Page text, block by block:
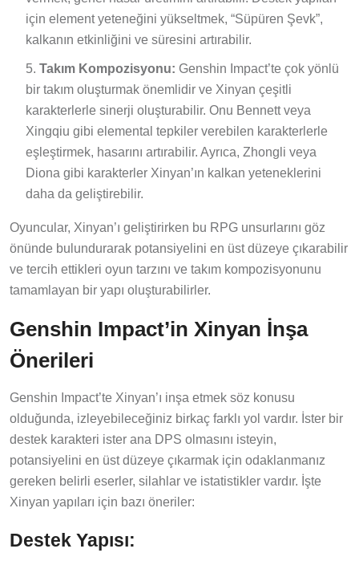
için element yeteneğini yükseltmek, “Süpüren Şevk”,
kalkanın etkinliğini ve süresini artırabilir.
Takım Kompozisyonu: Genshin Impact’te çok yönlü
bir takım oluşturmak önemlidir ve Xinyan çeşitli
karakterlerle sinerji oluşturabilir. Onu Bennett veya
Xingqiu gibi elemental tepkiler verebilen karakterlerle
eşleştirmek, hasarını artırabilir. Ayrıca, Zhongli veya
Diona gibi karakterler Xinyan’ın kalkan yeteneklerini
daha da geliştirebilir.
Oyuncular, Xinyan’ı geliştirirken bu RPG unsurlarını göz
önünde bulundurarak potansiyelini en üst düzeye çıkarabilir
ve tercih ettikleri oyun tarzını ve takım kompozisyonunu
tamamlayan bir yapı oluşturabilirler.
Genshin Impact’in Xinyan İnşa
Önerileri
Genshin Impact’te Xinyan’ı inşa etmek söz konusu
olduğunda, izleyebileceğiniz birkaç farklı yol vardır. İster bir
destek karakteri ister ana DPS olmasını isteyin,
potansiyelini en üst düzeye çıkarmak için odaklanmanız
gereken belirli eserler, silahlar ve istatistikler vardır. İşte
Xinyan yapıları için bazı öneriler:
Destek Yapısı: